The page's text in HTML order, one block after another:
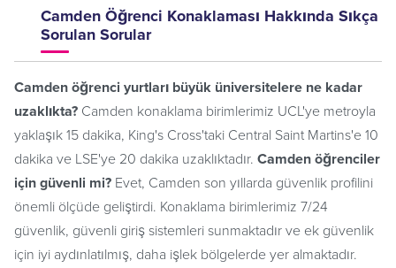
Camden Öğrenci Konaklaması Hakkında Sıkça
Sorulan Sorular
Camden öğrenci yurtları büyük üniversitelere ne kadar
uzaklıkta? Camden konaklama birimlerimiz UCL'ye metroyla
yaklaşık 15 dakika, King's Cross'taki Central Saint Martins'e 10
dakika ve LSE'ye 20 dakika uzaklıktadır. Camden öğrenciler
için güvenli mi? Evet, Camden son yıllarda güvenlik profilini
önemli ölçüde geliştirdi. Konaklama birimlerimiz 7/24
güvenlik, güvenli giriş sistemleri sunmaktadır ve ek güvenlik
için iyi aydınlatılmış, daha işlek bölgelerde yer almaktadır.